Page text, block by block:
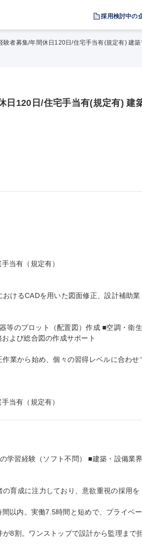
採用検討中の
者募集/年間休日120日/住宅手当有(規定有) 建
日120日/住宅手当有(規定有) 建
当有（規定有）
けるCADを用いた図面修正、設計補助業
等のプロット（配置図）作成 ■空調・衛生
よび総合図の作成サポート
業から始め、個々の習得レベルに合わせ
当有（規定有）
学習経験（ソフト不問） ■建築・設備業界
育成に注力しており、意欲重視の採用を
以内。実働7.5時間と短めで、プライベー
8割。ワンストップで設計から監理まで担